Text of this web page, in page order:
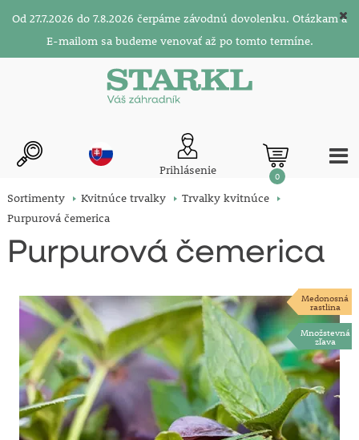
Od 27.7.2026 do 7.8.2026 čerpáme závodnú dovolenku. Otázkam a
E-mailom sa budeme venovať až po tomto termíne.
Prihlásenie 0
Sortimenty Kvitnúce trvalky
Trvalky kvitnúce
Purpurová čemerica
Purpurová čemerica
Medonosná
rastlina
Množstevná
zľava